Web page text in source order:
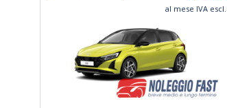
al mese IVA escl.